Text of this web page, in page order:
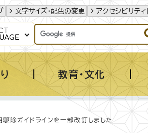
文字サイズ・配色の変更 アクセシビリテ
教育・文化
除ガイドラインを一部改訂しました